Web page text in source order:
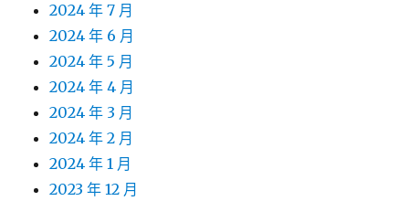
2024 年 7 月
2024 年 6 月
2024 年 5 月
2024 年 4 月
2024 年 3 月
2024 年 2 月
2024 年 1 月
2023 年 12 月